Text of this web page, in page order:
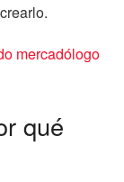
mercadólogo
qué